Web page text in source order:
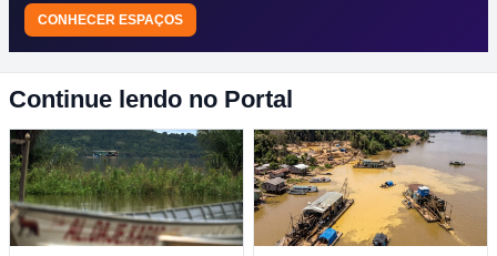
CONHECER ESPAÇOS
Continue lendo no Portal